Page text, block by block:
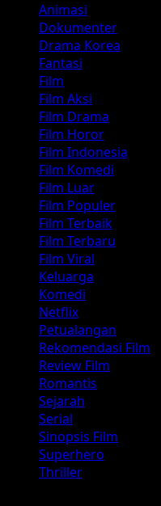
Animasi
Dokumenter
Drama Korea
Fantasi
Film
Film Aksi
Film Drama
Film Horor
Film Indonesia
Film Komedi
Film Luar
Film Populer
Film Terbaik
Film Terbaru
Film Viral
Keluarga
Komedi
Netflix
Petualangan
Rekomendasi Film
Review Film
Romantis
Sejarah
Serial
Sinopsis Film
Superhero
Thriller